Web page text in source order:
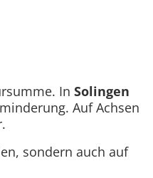
In Solingen
Auf Achsen
sondern auch auf